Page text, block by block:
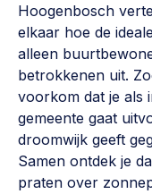
Hoogenbosch
elkaar hoe de
alleen
betrokkenen uit.
voorkom dat je als
gemeente gaat
droomwijk geeft
Samen ontdek je
praten over